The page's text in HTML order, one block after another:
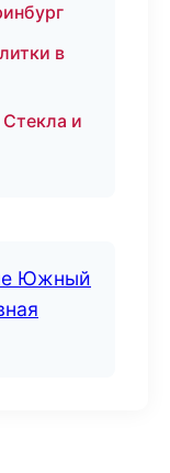
в
и
Южный